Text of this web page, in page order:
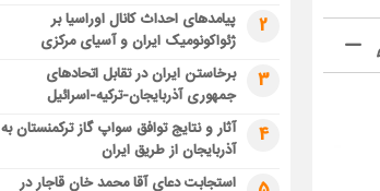
2
پیامدهای احداث کانال اوراسیا بر
ژئواکونومیک ایران و آسیای مرکزی
3
برخاستن ایران در تقابل اتحادهای
جمهوری آذربایجان-ترکیه-اسرائیل
4
آثار و نتایج توافق سواپ گاز ترکمنستان به
آذربایجان از طریق ایران
استجابت دعای آقا محمد خان قاجار در